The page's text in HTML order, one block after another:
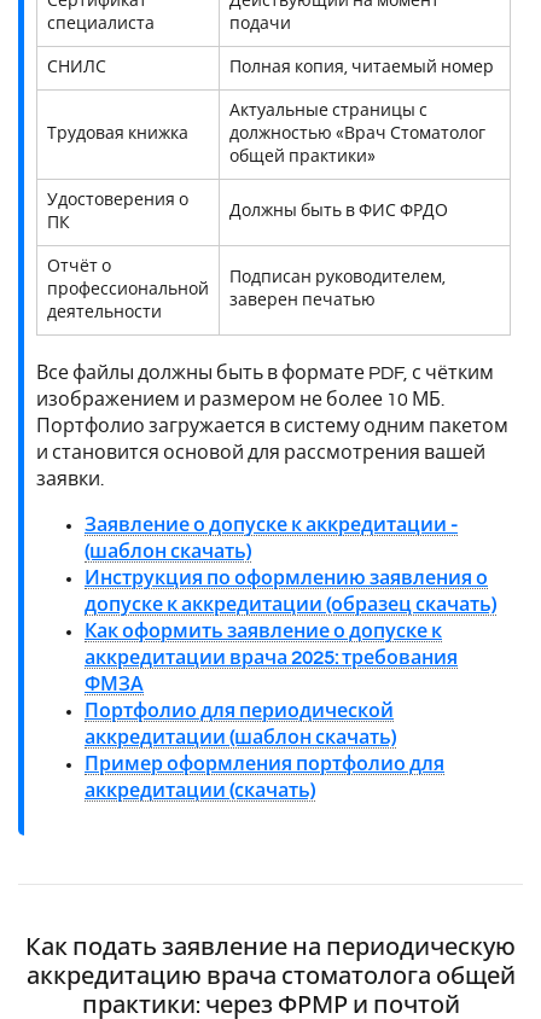
специалиста
подачи
СНИЛС Полная копия, читаемый номер
Трудовая книжка
Актуальные страницы с
должностью «Врач Стоматолог
общей практики»
Удостоверения о
ПК
Должны быть в ФИС ФРДО
Отчёт о
профессиональной
деятельности
Подписан руководителем,
заверен печатью
Все файлы должны быть в формате PDF, с чётким
изображением и размером не более 10 МБ.
Портфолио загружается в систему одним пакетом
и становится основой для рассмотрения вашей
заявки.
Заявление о допуске к аккредитации -
(шаблон скачать)
Инструкция по оформлению заявления о
допуске к аккредитации (образец скачать)
Как оформить заявление о допуске к
аккредитации врача 2025: требования
ФМЗА
Портфолио для периодической
аккредитации (шаблон скачать)
Пример оформления портфолио для
аккредитации (скачать)
Как подать заявление на периодическую
аккредитацию врача стоматолога общей
практики: через ФРМР и почтой